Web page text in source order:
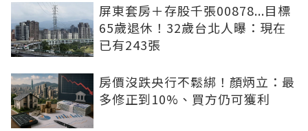
屏東套房＋存股千張00878...目標
65歲退休！32歲台北人曝：現在
已有243張
房價沒跌央行不鬆綁！顏炳立：最
多修正到10%、買方仍可獲利